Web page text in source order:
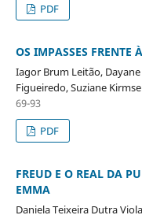
PDF
OS IMPASSES FRENTE
Iagor Brum Leitão,
Figueiredo, Suziane
69-93
PDF
FREUD E O REAL DA
EMMA
Daniela Teixeira Dutra Viola